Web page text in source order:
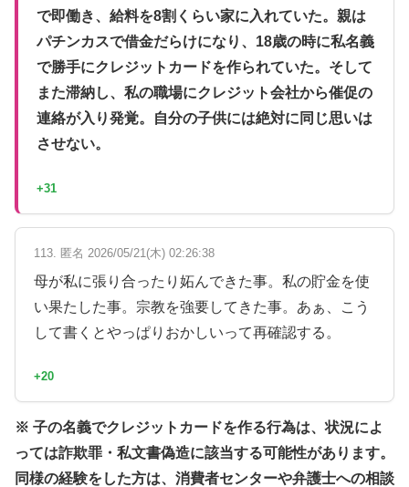
で即働き、給料を8割くらい家に入れていた。親は
パチンカスで借金だらけになり、18歳の時に私名義
で勝手にクレジットカードを作られていた。そして
また滞納し、私の職場にクレジット会社から催促の
連絡が入り発覚。自分の子供には絶対に同じ思いは
させない。
+31
113. 匿名 2026/05/21(木) 02:26:38
母が私に張り合ったり妬んできた事。私の貯金を使
い果たした事。宗教を強要してきた事。あぁ、こう
して書くとやっぱりおかしいって再確認する。
+20
※ 子の名義でクレジットカードを作る行為は、状況によ
っては詐欺罪・私文書偽造に該当する可能性があります。
同様の経験をした方は、消費者センターや弁護士への相談